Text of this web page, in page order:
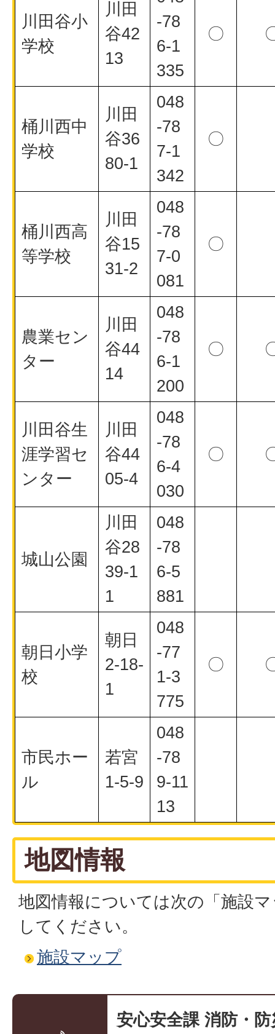
川田谷小
学校
川田
谷42
13
-78
6-1
335
〇
桶川西中
学校
川田
谷36
80-1
048
-78
7-1
342
〇
桶川西高
等学校
川田
谷15
31-2
048
-78
7-0
081
〇
農業セン
ター
川田
谷44
14
048
-78
6-1
200
〇
川田谷生
涯学習セ
ンター
川田
谷44
05-4
048
-78
6-4
030
〇
城山公園
川田
谷28
39-1
1
048
-78
6-5
881
朝日小学
校
朝日
2-18-
1
048
-77
1-3
775
〇
市民ホー
ル
若宮
1-5-9
048
-78
9-11
13
地図情報
地図情報については次の「施設
してください。
施設マップ
安心安全課 消防・防